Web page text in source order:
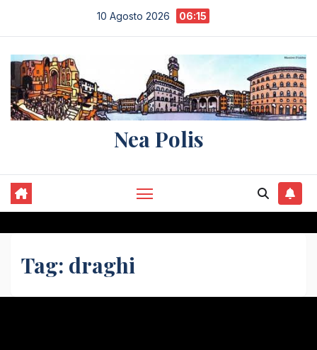
contenuto
10 Agosto 2026 06:15
Nea Polis
Tag: draghi